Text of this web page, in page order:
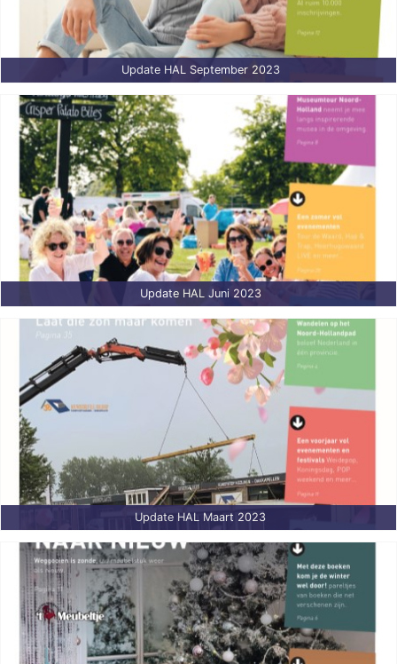
Update HAL September 2023
Update HAL Juni 2023
Update HAL Maart 2023